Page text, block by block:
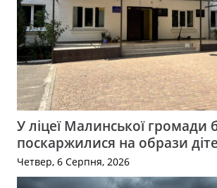
У ліцеї Малинської громади
поскаржилися на образи
Четвер, 6 Серпня, 2026